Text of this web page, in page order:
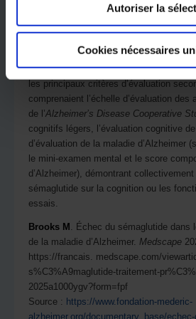
Autoriser la
Cookies nécessaires
et le placebo (p = 0,7 : non significatif)
différence de 0,15 point entre le
Les analyses descriptives n’ont
différence significative entre le
les principaux critères d’évaluation
comprenaient l’échelle d’évaluation
de l’Alzheimer’s Disease Cooperative
cognitifs légers, l’évaluation cognitive
d’évaluation de la maladie d’Alzheimer
le mini-examen mental et le score
d’Alzheimer), démontrant collectivement
sémaglutide sur la cognition ou les
essais.
Brooks M . Échec du sémaglutide dans
de la maladie d’Alzheimer. Medscape
https://francais. medscape.com/
s%C3%A9maglutide-traitement-
2025a1000ygv?form=fpf
Source : https://www.fondation-mederic-
alzheimer.org/documentary_base/